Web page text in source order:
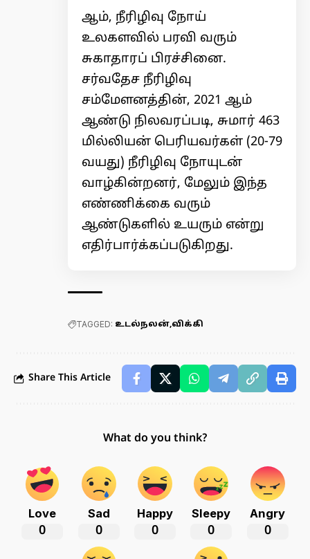
ஆம், நீரிழிவு நோய்
உலகளவில் பரவி வரும்
சுகாதாரப் பிரச்சினை.
சர்வதேச நீரிழிவு
சம்மேளனத்தின், 2021 ஆம்
ஆண்டு நிலவரப்படி, சுமார் 463
மில்லியன் பெரியவர்கள் (20-79
வயது) நீரிழிவு நோயுடன்
வாழ்கின்றனர், மேலும் இந்த
எண்ணிக்கை வரும்
ஆண்டுகளில் உயரும் என்று
எதிர்பார்க்கப்படுகிறது.
TAGGED: உடல்நலன் விக்கி
Share This Article
What do you think?
Love
0
Sad
0
Happy
0
Sleepy
0
Angry
0